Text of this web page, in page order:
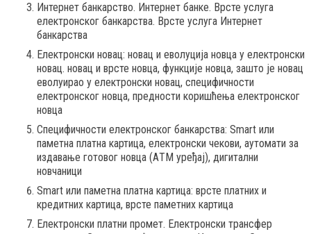
Интернет банкарство. Интернет банке. Врсте услуга
електронског банкарства. Врсте услуга Интернет
банкарства
Електронски новац: новац и еволуција новца у електронски
новац. новац и врсте новца, функције новца, зашто је новац
еволуирао у електронски новац, специфичности
електронског новца, предности коришћења електронског
новца
Специфичности електронског банкарства: Smart или
паметна платна картица, електронски чекови, аутомати за
издавање готовог новца (АTM уређај), дигитални
новчаници
Smart или паметна платна картица: врсте платних и
кредитних картица, врсте паметних картица
Електронски платни промет. Електронски трансфер